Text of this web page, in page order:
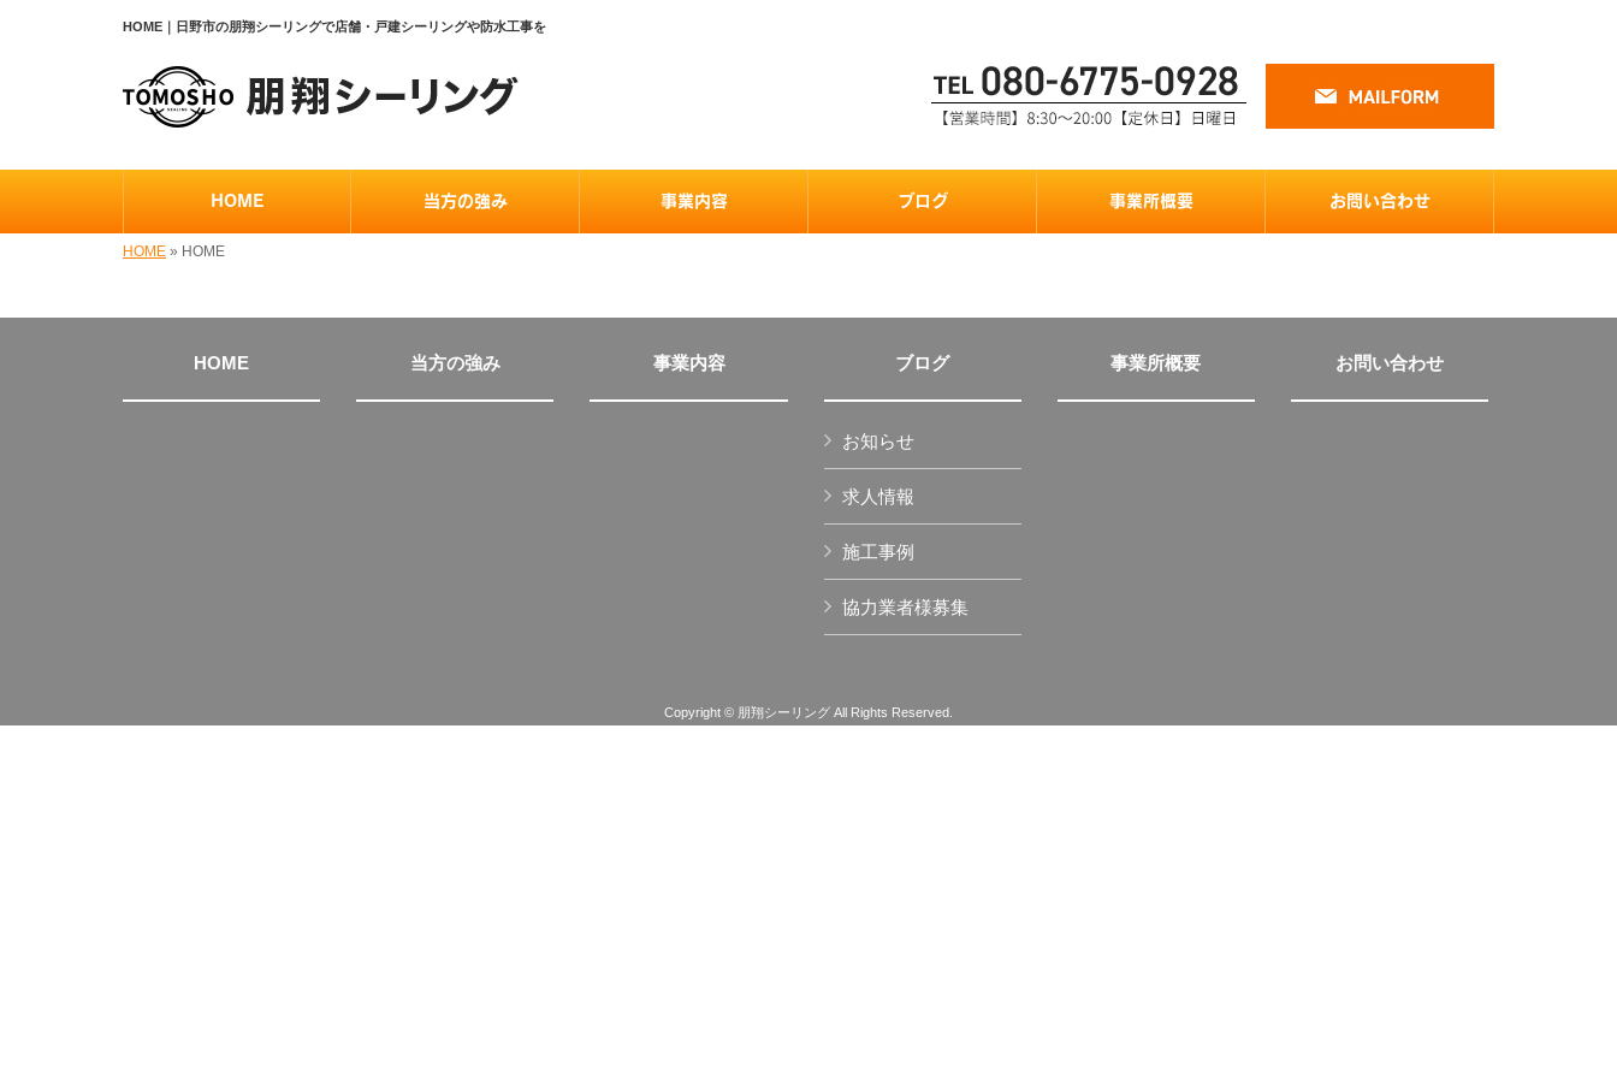
HOME｜日野市の朋翔シーリングで店舗・戸建シーリングや防水工事を
HOME 当方の強み 事業内容 ブログ 事業所概要 お問い合わせ
HOME » HOME
HOME 当方の強み 事業内容 ブログ
お知らせ
求人情報
施工事例
協力業者様募集
事業所概要 お問い合わせ
Copyright © 朋翔シーリング All Rights Reserved.